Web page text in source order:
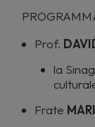
Prof.
la
Frate